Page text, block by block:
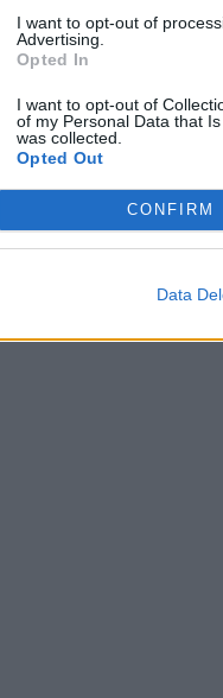
I want to opt-out of
Advertising.
Opted In
I want to opt-out of
of my Personal Data that
was collected.
Opted Out
CONFIRM
Data
ΧΟΡΤΑ ΧΑΜΗΛΗ
την ευρωπαϊκήYπηρεσία